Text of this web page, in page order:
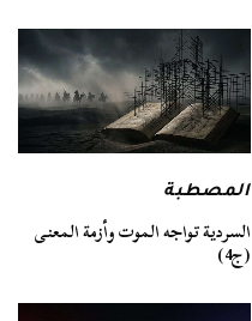
المصطبة
السردية تواجه الموت وأزمة المعنى
(ج4)